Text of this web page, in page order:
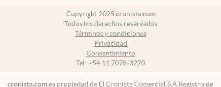
Copyright 2025 cronista.com
Todos los derechos reservados
Términos y condiciones
Privacidad
Consentimiento
Tel: +54 11 7078-3270
cronista.com es propiedad de El Cronista Comercial S.A Registro de